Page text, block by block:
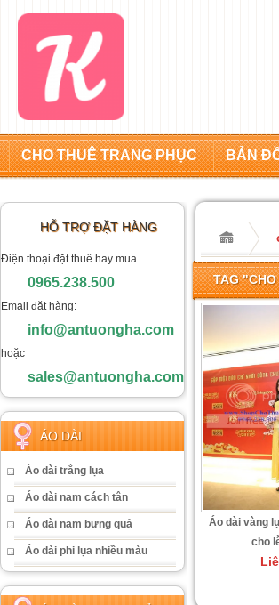
CHO THUÊ TRANG PHỤC BẢN
HỖ TRỢ ĐẶT HÀNG
Điện thoại đặt thuê hay mua
0965.238.500
Email đặt hàng:
info@antuongha.com
hoặc
sales@antuongha.com
ÁO DÀI
Áo dài trắng lụa
Áo dài nam cách tân
Áo dài nam bưng quả
Áo dài phi lụa nhiều màu
TAG
Áo dài vàng
cho